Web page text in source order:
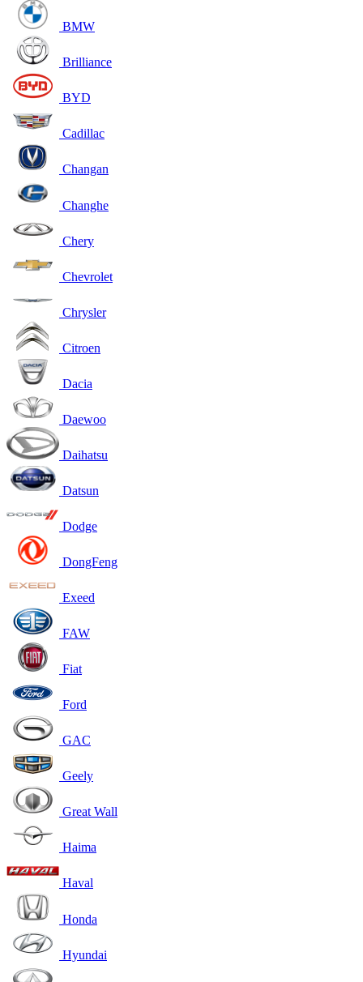
BMW
Brilliance
BYD
Cadillac
Changan
Changhe
Chery
Chevrolet
Chrysler
Citroen
Dacia
Daewoo
Daihatsu
Datsun
Dodge
DongFeng
Exeed
FAW
Fiat
Ford
GAC
Geely
Great Wall
Haima
Haval
Honda
Hyundai